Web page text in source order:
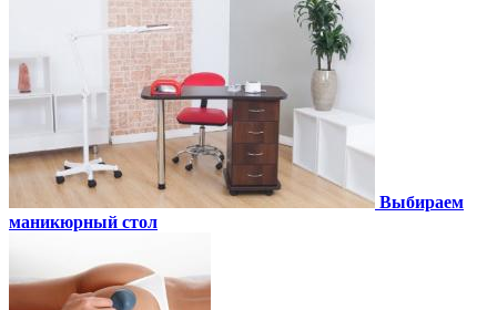
Выбираем
маникюрный стол